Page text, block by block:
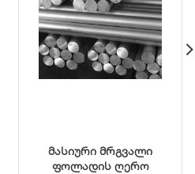
მასიური მრგვალი
ფოლადის ღერო